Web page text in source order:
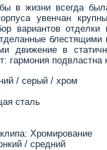
в жизни всегда
увенчан
вариантов
блестящими
движение в
гармония
/ серый / хром
сталь
Хромирование
/ средний